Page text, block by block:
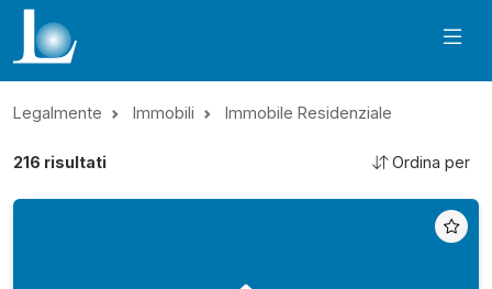
Legalmente Immobili Immobile Residenziale
216 risultati Ordina per